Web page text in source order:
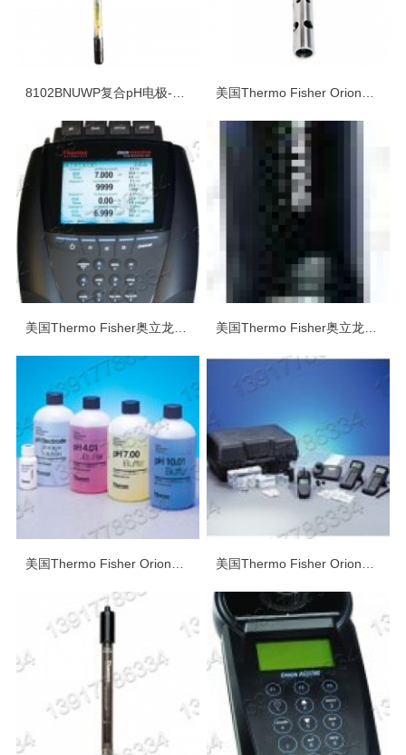
美国Thermo Fisher奥立龙实验室产品（八）——Dual Star系列离子 美国Thermo Fisher奥立龙实验室产品（七）